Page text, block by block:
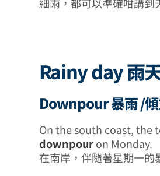
Rainy day 雨
Downpour 暴雨 /
On the south coast, the
downpouron Monday.
在南岸，伴隨著星期一的